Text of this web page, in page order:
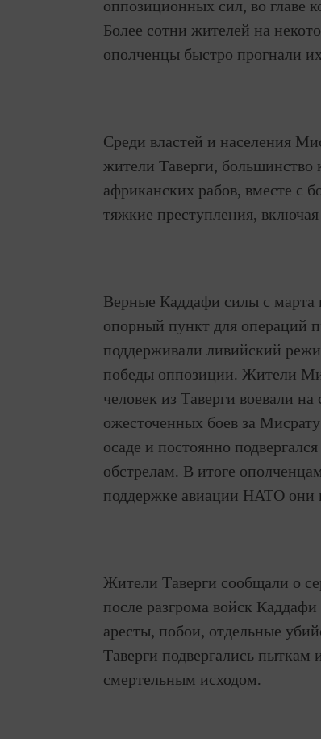
оппозиционных сил, во главе
Более сотни жителей на
ополченцы быстро прогнали
Среди властей и населения
жители Таверги,
африканских рабов, вместе с
тяжкие преступления,
Верные Каддафи силы с марта
опорный пункт для операций
поддерживали ливийский
победы оппозиции. Жители
человек из Таверги воевали
ожесточенных боев за
осаде и постоянно
обстрелам. В итоге
поддержке авиации НАТО они
Жители Таверги сообщали о
после разгрома войск
аресты, побои, отдельные
Таверги подвергались
смертельным исходом.